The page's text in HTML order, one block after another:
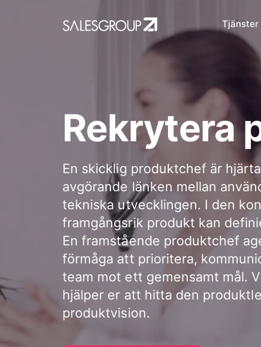
Tjänster
Rekrytera
En skicklig produktchef är
avgörande länken mellan
tekniska utvecklingen. I den
framgångsrik produkt kan
En framstående produktchef
förmåga att prioritera,
team mot ett gemensamt mål.
hjälper er att hitta den
produktvision.